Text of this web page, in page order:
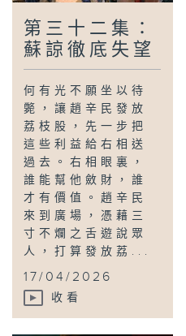
第三十二集：
蘇諒徹底失望
何有光不願坐以待
斃，讓趙辛民發放
荔枝股，先一步把
這些利益給右相送
過去。右相眼裏，
誰能幫他斂財，誰
才有價值。趙辛民
來到廣場，憑藉三
寸不爛之舌遊說眾
人，打算發放荔...
17/04/2026
收看